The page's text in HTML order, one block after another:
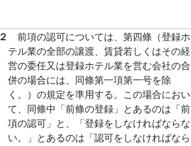
２ 前項の認可については、第四條（登録ホ
テル業の全部の讓渡、賃貸若しくはその経
営の委任又は登録ホテル業を営む会社の合
併の場合には、同條第一項第一号を除
く。）の規定を準用する。この場合におい
て、同條中「前條の登録」とあるのは「前
項の認可」と、「登録をしなければならな
い。」とあるのは「認可をしなければなら